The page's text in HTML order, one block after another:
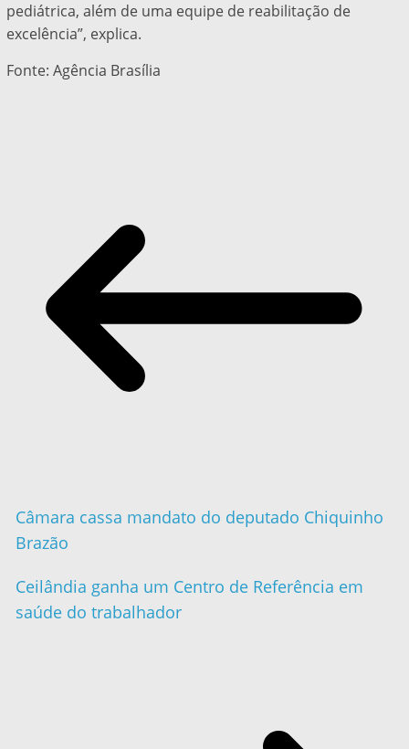
pediátrica, além de uma equipe de reabilitação de
excelência”, explica.
Fonte: Agência Brasília
Câmara cassa mandato do deputado Chiquinho
Brazão
Ceilândia ganha um Centro de Referência em
saúde do trabalhador